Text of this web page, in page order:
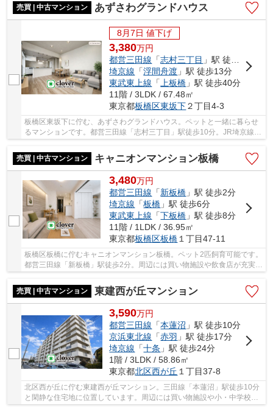
売買 | 中古マンション あずさわグランドハウス
8月7日 値下げ
3,380万円
都営三田線 「志村三丁目 」駅 徒歩10分
埼京線 「浮間舟渡 」駅 徒歩13分
東武東上線 「 上板橋 」駅 徒歩40分
11階 / 3LDK / 67.48㎡
東京都板橋区東坂下２丁目4-3
板橋区東坂下に佇む、あずさわグランドハウス。ペットと一緒に暮らせ
るマンションです。都営三田線「志村三丁目」駅徒歩10分。JR埼京線
売買 | 中古マンション
キャニオンマンション板橋
3,480万円
都営三田線 「新板橋 」駅 徒歩2分
埼京線 「板橋 」駅 徒歩6分
東武東上線 「下板橋 」駅 徒歩8分
11階 / 1LDK / 36.95㎡
東京都板橋区板橋 １丁目47-11
板橋区板橋に佇むキャニオンマンション板橋。ペット2匹飼育可能です。
都営三田線「新板橋」駅徒歩2分。周辺には買い物施設や飲食店が充実し
売買 | 中古マンション
東建西が丘マンション
3,590万円
都営三田線 「本蓮沼 」駅 徒歩10分
京浜東北線 「赤羽 」駅 徒歩17分
埼京線 「十条 」駅 徒歩24分
1階 / 3LDK / 58.86㎡
東京都北区西が丘 １丁目37-8
北区西が丘に佇む東建西が丘マンション。三田線「本蓮沼」駅徒歩10分
と閑静な住宅地に位置しています。周辺には買い物施設や小・中学校が